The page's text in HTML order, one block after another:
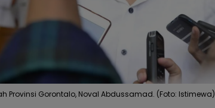
Provinsi Gorontalo, Noval Abdussamad. (Foto: Istimewa)